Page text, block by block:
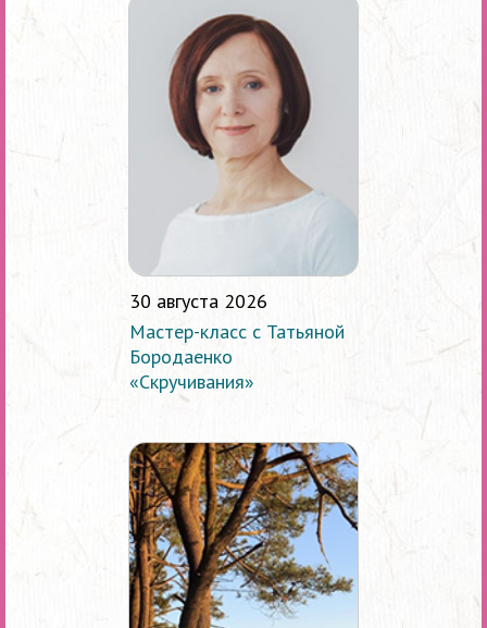
30 августа 2026
Мастер-класс с Татьяной
Бородаенко
«Скручивания»